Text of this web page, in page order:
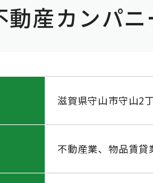
産カンパニ
滋賀県守山市守山2
不動産業、物品賃貸